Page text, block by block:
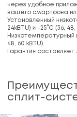
через удобное
вашего смартфона
Установленный
24kBTU) и -25°С (36, 48,
Низкотемпературный
48, 60 kBTU).
Гарантия составляет
сплит-